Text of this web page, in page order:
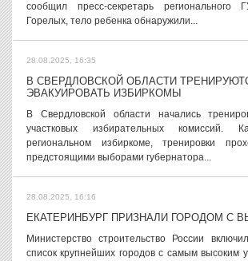
сообщил пресс-секретарь
Горелых, тело ребенка обнаружили...
28.08.2025, 16:35
В СВЕРДЛОВСКОЙ ОБЛАСТИ
ЭВАКУИРОВАТЬ ИЗБИРКОМЫ
В Свердловской области начались
участковых избирательных комиссий.
региональном избиркоме, тренировки
предстоящими выборами губернатора...
28.08.2025, 16:16
ЕКАТЕРИНБУРГ ПРИЗНАЛИ ГОРОДОМ С
Министерство строительство России
список крупнейших городов с самым высоким